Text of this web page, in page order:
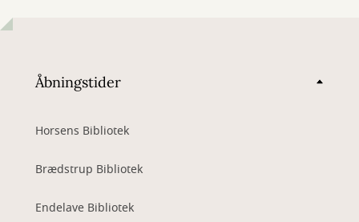
Åbningstider
Horsens Bibliotek
Brædstrup Bibliotek
Endelave Bibliotek